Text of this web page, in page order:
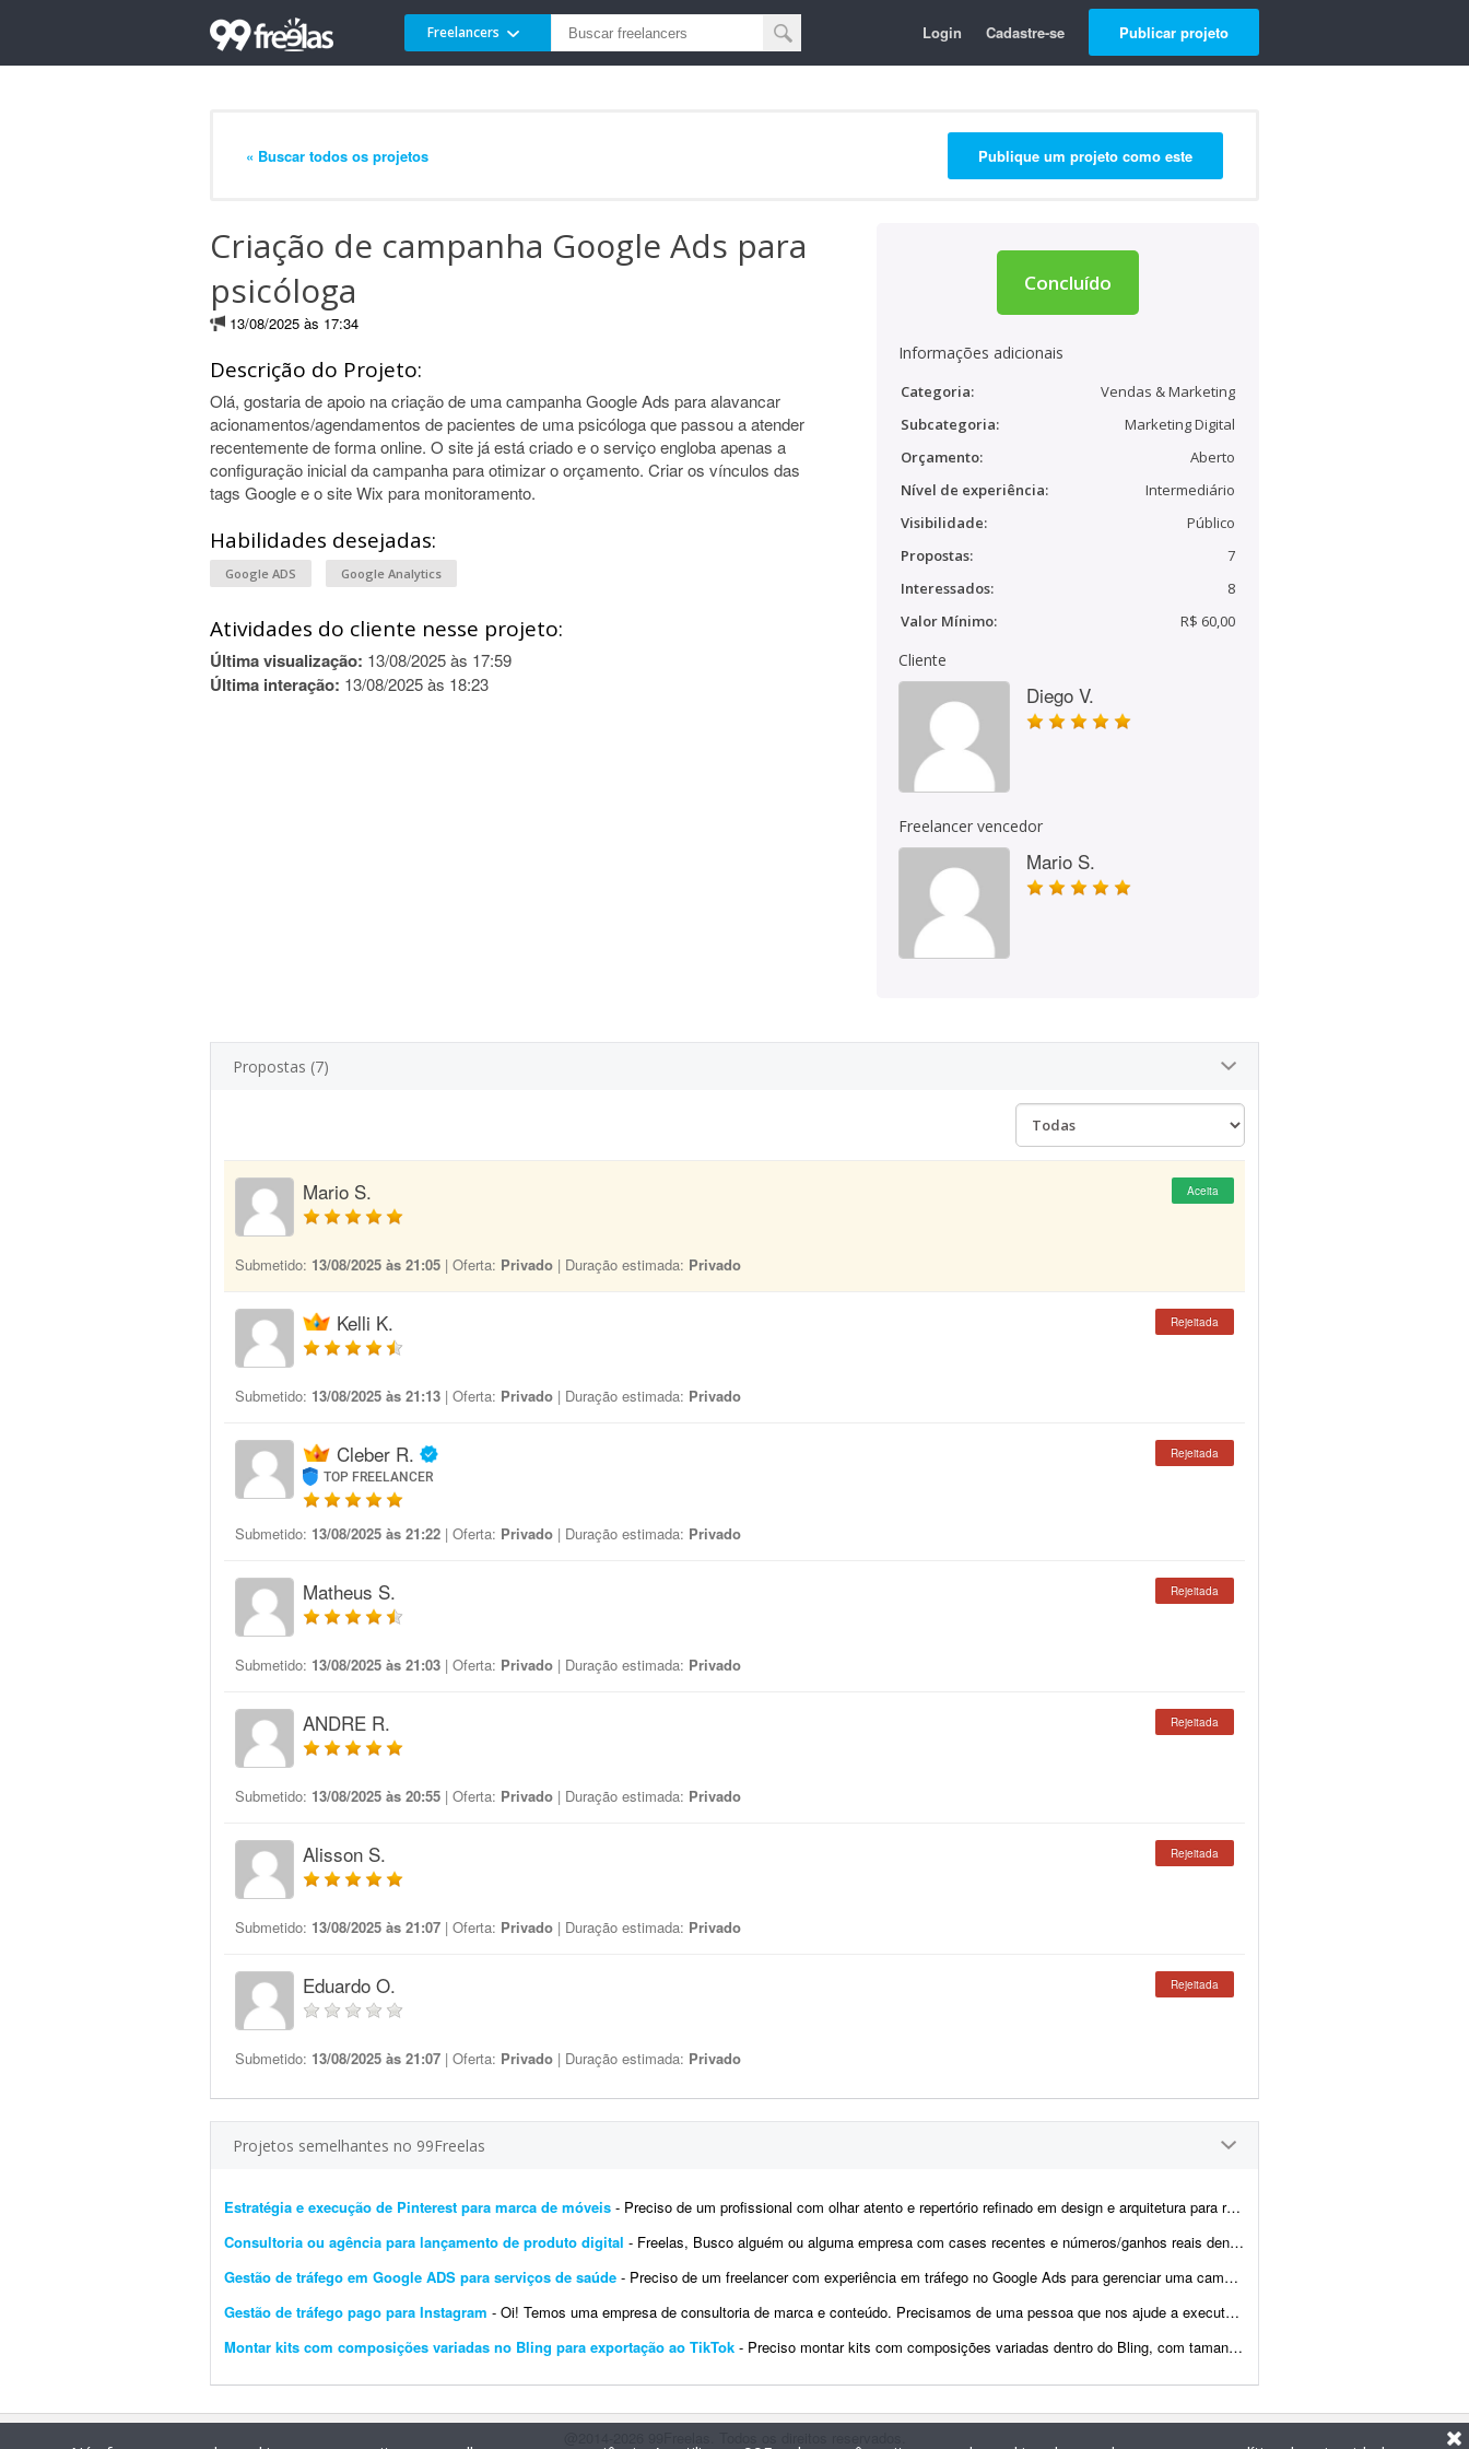
Freelancers Login Cadastre-se Publicar projeto
« Buscar todos os projetos Publique um projeto como este
Criação de campanha Google Ads para
psicóloga
13/08/2025 às 17:34
Descrição do Projeto:
Olá, gostaria de apoio na criação de uma campanha Google Ads para alavancar
acionamentos/agendamentos de pacientes de uma psicóloga que passou a atender
recentemente de forma online. O site já está criado e o serviço engloba apenas a
configuração inicial da campanha para otimizar o orçamento. Criar os vínculos das
tags Google e o site Wix para monitoramento.
Habilidades desejadas:
Google ADS Google Analytics
Atividades do cliente nesse projeto:
Última visualização: 13/08/2025 às 17:59
Última interação: 13/08/2025 às 18:23
Concluído
Informações adicionais
Categoria:
Vendas & Marketing
Subcategoria:
Marketing Digital
Orçamento:
Aberto
Nível de experiência:
Intermediário
Visibilidade:
Público
Propostas:
7
Interessados:
8
Valor Mínimo:
R$ 60,00
Cliente
Diego V.
Freelancer vencedor
Mario S.
Propostas (7)
Mario S. Aceita
Submetido: 13/08/2025 às 21:05 | Oferta: Privado | Duração estimada: Privado
Kelli K. Rejeitada
Submetido: 13/08/2025 às 21:13 | Oferta: Privado | Duração estimada: Privado
Cleber R.
TOP FREELANCER
Rejeitada
Submetido: 13/08/2025 às 21:22 | Oferta: Privado | Duração estimada: Privado
Matheus S. Rejeitada
Submetido: 13/08/2025 às 21:03 | Oferta: Privado | Duração estimada: Privado
ANDRE R. Rejeitada
Submetido: 13/08/2025 às 20:55 | Oferta: Privado | Duração estimada: Privado
Alisson S. Rejeitada
Submetido: 13/08/2025 às 21:07 | Oferta: Privado | Duração estimada: Privado
Eduardo O. Rejeitada
Submetido: 13/08/2025 às 21:07 | Oferta: Privado | Duração estimada: Privado
Projetos semelhantes no 99Freelas
Estratégia e execução de Pinterest para marca de móveis - Preciso de um profissional com olhar atento e repertório refinado em design e arquitetura para repensar e construir a estratégia do Pinterest da minha marca de móveis. O proje...
Consultoria ou agência para lançamento de produto digital - Freelas, Busco alguém ou alguma empresa com cases recentes e números/ganhos reais dentro do lançamento de produtos digitais. Informações: - tenho orçame...
Gestão de tráfego em Google ADS para serviços de saúde - Preciso de um freelancer com experiência em tráfego no Google Ads para gerenciar uma campanha local voltada a serviços de saúde. No momento o investimento em créd...
Gestão de tráfego pago para Instagram - Oi! Temos uma empresa de consultoria de marca e conteúdo. Precisamos de uma pessoa que nos ajude a executar tráfego pago no Instagram para nossos clientes. Temos todo o contexto dos ...
Montar kits com composições variadas no Bling para exportação ao TikTok - Preciso montar kits com composições variadas dentro do Bling, com tamanhos diferentes, para exportar para o TikTok.